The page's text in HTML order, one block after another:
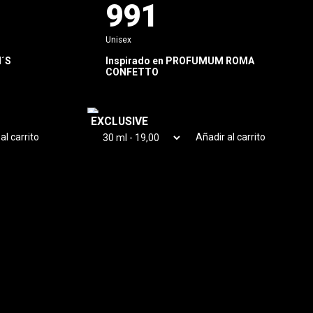
carrito
991
Unisex
Inspirado en PROFUMUM ROMA
CONFETTO
EXCLUSIVE
Añadir al carrito